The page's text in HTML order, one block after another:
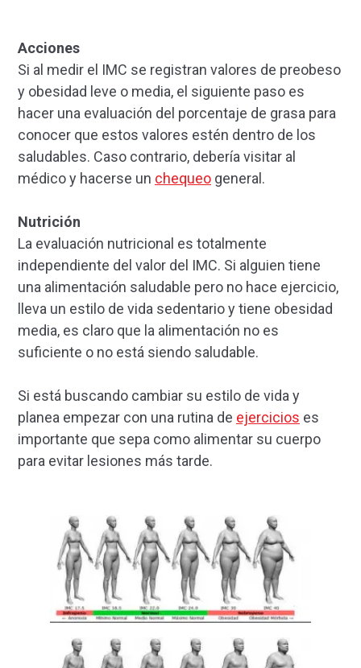
Acciones
Si al medir el IMC se registran valores de preobeso
y obesidad leve o media, el siguiente paso es
hacer una evaluación del porcentaje de grasa para
conocer que estos valores estén dentro de los
saludables. Caso contrario, debería visitar al
médico y hacerse un chequeo general.
Nutrición
La evaluación nutricional es totalmente
independiente del valor del IMC. Si alguien tiene
una alimentación saludable pero no hace ejercicio,
lleva un estilo de vida sedentario y tiene obesidad
media, es claro que la alimentación no es
suficiente o no está siendo saludable.
Si está buscando cambiar su estilo de vida y
planea empezar con una rutina de ejercicios es
importante que sepa como alimentar su cuerpo
para evitar lesiones más tarde.